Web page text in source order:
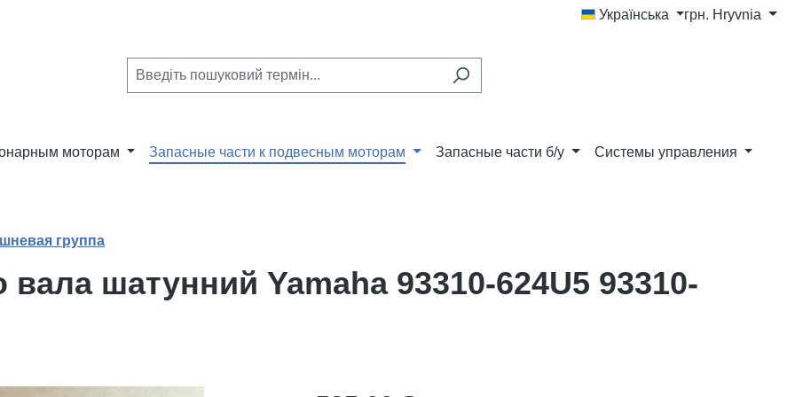
Українська грн. Hryvnia
моторам Запасные части к подвесным моторам Запасные части б/у Системы управления
группа
вала шатунний Yamaha 93310-624U5 93310-